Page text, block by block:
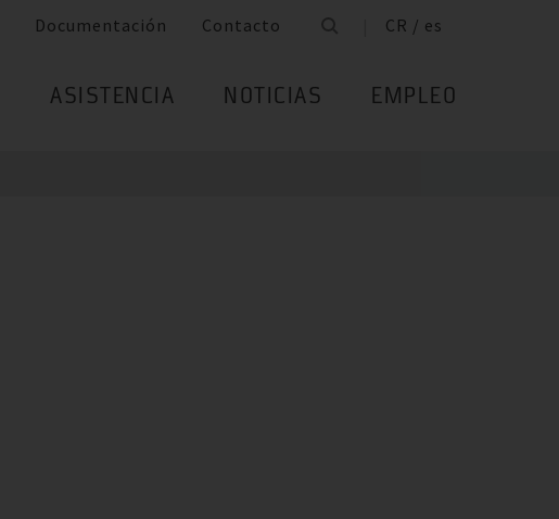
Documentación Contacto CR / es
ASISTENCIA NOTICIAS EMPLEO